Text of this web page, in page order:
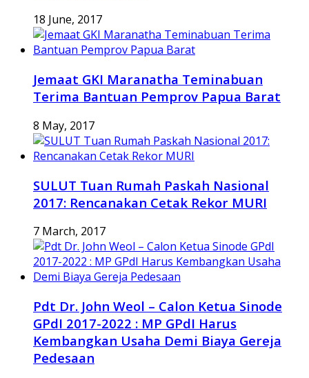
18 June, 2017
Jemaat GKI Maranatha Teminabuan
Terima Bantuan Pemprov Papua Barat
8 May, 2017
SULUT Tuan Rumah Paskah Nasional
2017: Rencanakan Cetak Rekor MURI
7 March, 2017
Pdt Dr. John Weol – Calon Ketua Sinode
GPdI 2017-2022 : MP GPdI Harus
Kembangkan Usaha Demi Biaya Gereja
Pedesaan